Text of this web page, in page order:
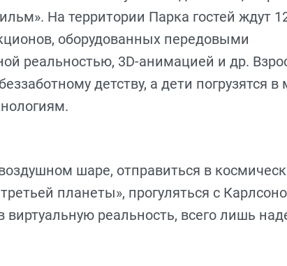
На территории Парка гостей ждут
оборудованных передовыми
реальностью, 3D-анимацией и др.
детству, а дети погрузятся в
шаре, отправиться в
планеты», прогуляться с
реальность, всего лишь